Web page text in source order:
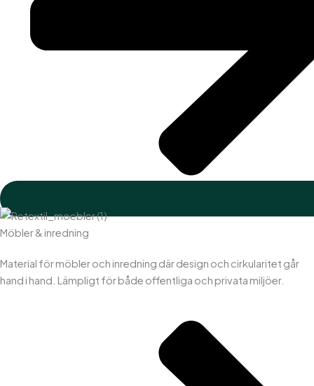
Möbler & inredning
Material för möbler och inredning där design och cirkularitet går
hand i hand. Lämpligt för både offentliga och privata miljöer.